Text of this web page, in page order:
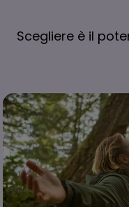
Scegliere è il